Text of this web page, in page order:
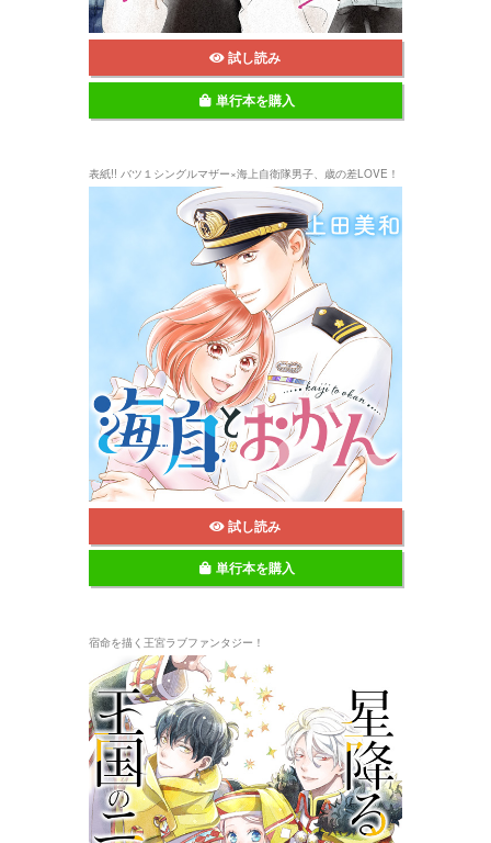
試し読み
単行本を購入
表紙!! バツ１シングルマザー×海上自衛隊男子、歳の差LOVE！
試し読み
単行本を購入
宿命を描く王宮ラブファンタジー！